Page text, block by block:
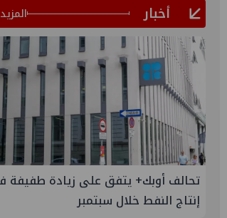
أخبار المزيد
إسدال الستار على النسخة الثانية من
"منتدى مصر للطاقة والصناعة 2026" بنجاح